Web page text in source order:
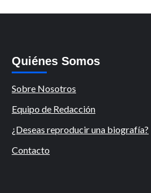
Quiénes Somos
Sobre Nosotros
Equipo de Redacción
¿Deseas reproducir una biografía?
Contacto